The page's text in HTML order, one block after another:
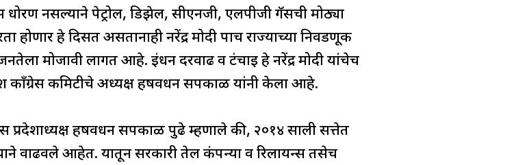
नसल्याने पेट्रोल, डिझेल, सीएनजी, एलपीजी गॅसची मोठ्या
होणार हे दिसत असतानाही नरेंद्र मोदी पाच राज्याच्या निवडणूक
मोजावी लागत आहे. इंधन दरवाढ व टंचाई हे नरेंद्र मोदी यांचेच
काँग्रेस कमिटीचे अध्यक्ष हर्षवर्धन सपकाळ यांनी केला आहे.
प्रदेशाध्यक्ष हर्षवर्धन सपकाळ पुढे म्हणाले की, २०१४ साली सत्तेत
वाढवले आहेत. यातून सरकारी तेल कंपन्या व रिलायन्स तसेच